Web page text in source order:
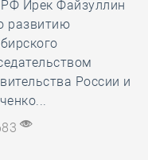
Ирек Файзуллин
развитию
России и